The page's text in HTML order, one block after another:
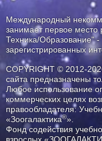
Международный
занимает первое место
Техника/Образование"
зарегистрированных
COPYRIGHT © 2012-
сайта предназначены
Любое использование
коммерческих целях
правообладателя:
«Зоогалактика®».
Фонд содействия